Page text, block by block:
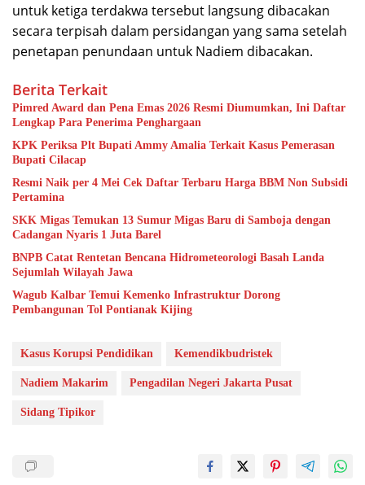
untuk ketiga terdakwa tersebut langsung dibacakan
secara terpisah dalam persidangan yang sama setelah
penetapan penundaan untuk Nadiem dibacakan.
Berita Terkait
Pimred Award dan Pena Emas 2026 Resmi Diumumkan, Ini Daftar
Lengkap Para Penerima Penghargaan
KPK Periksa Plt Bupati Ammy Amalia Terkait Kasus Pemerasan
Bupati Cilacap
Resmi Naik per 4 Mei Cek Daftar Terbaru Harga BBM Non Subsidi
Pertamina
SKK Migas Temukan 13 Sumur Migas Baru di Samboja dengan
Cadangan Nyaris 1 Juta Barel
BNPB Catat Rentetan Bencana Hidrometeorologi Basah Landa
Sejumlah Wilayah Jawa
Wagub Kalbar Temui Kemenko Infrastruktur Dorong
Pembangunan Tol Pontianak Kijing
Kasus Korupsi Pendidikan Kemendikbudristek
Nadiem Makarim Pengadilan Negeri Jakarta Pusat
Sidang Tipikor